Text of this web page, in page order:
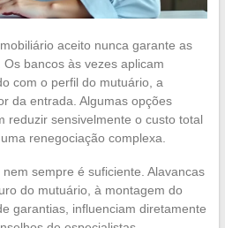
aceito nunca garante as
bancos às vezes aplicam
com o perfil do mutuário, a
da entrada. Algumas opções
reduzir sensivelmente o custo total
renegociação complexa.
sempre é suficiente. Alavancas
do mutuário, à montagem do
garantias, influenciam diretamente